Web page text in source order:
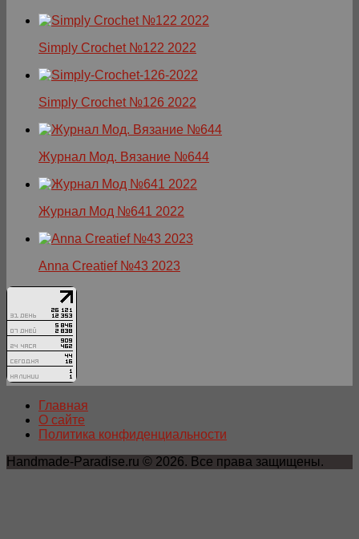
Simply Crochet №122 2022
Simply Crochet №126 2022
Журнал Мод. Вязание №644
Журнал Мод №641 2022
Anna Creatief №43 2023
Главная
О сайте
Политика конфиденциальности
Handmade-Paradise.ru © 2026. Все права защищены.